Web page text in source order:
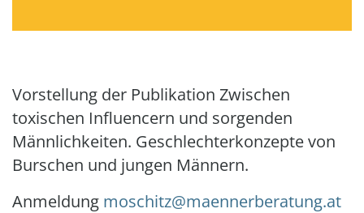
Vorstellung der Publikation Zwischen
toxischen Influencern und sorgenden
Männlichkeiten. Geschlechterkonzepte von
Burschen und jungen Männern.
Anmeldung moschitz@maennerberatung.at